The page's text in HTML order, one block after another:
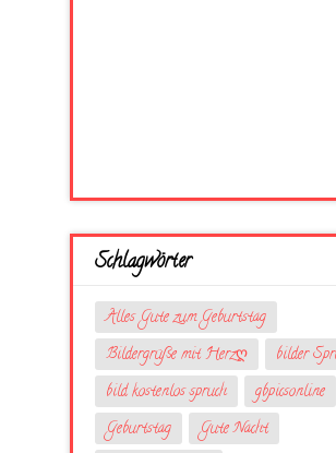
Schlagwörter
Alles Gute zum Geburtstag
Bildergrüße mit Herzღ
bilder
bild kostenlos spruch
gbpicsonline
Geburtstag
Gute Nacht